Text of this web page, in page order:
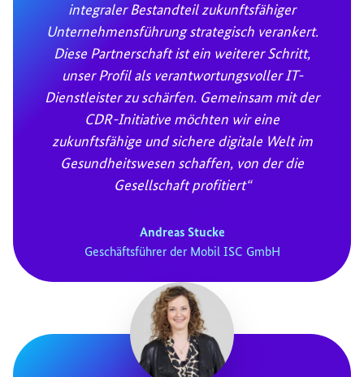
integraler Bestandteil zukunftsfähiger
Unternehmensführung strategisch verankert.
Diese Partnerschaft ist ein weiterer Schritt,
unser Profil als verantwortungsvoller IT-
Dienstleister zu schärfen. Gemeinsam mit der
CDR-Initiative möchten wir eine
zukunftsfähige und sichere digitale Welt im
Gesundheitswesen schaffen, von der die
Gesellschaft profitiert“
Andreas Stucke
Geschäftsführer der Mobil ISC GmbH